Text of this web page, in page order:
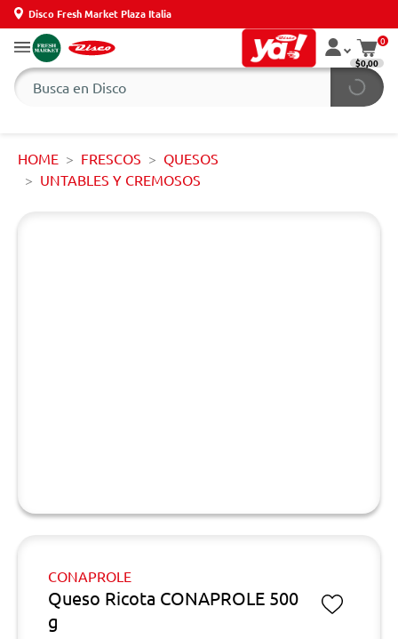
Disco Fresh Market Plaza Italia
0
$0,00
HOME FRESCOS
QUESOS
UNTABLES Y CREMOSOS
CONAPROLE
Queso Ricota CONAPROLE 500
g